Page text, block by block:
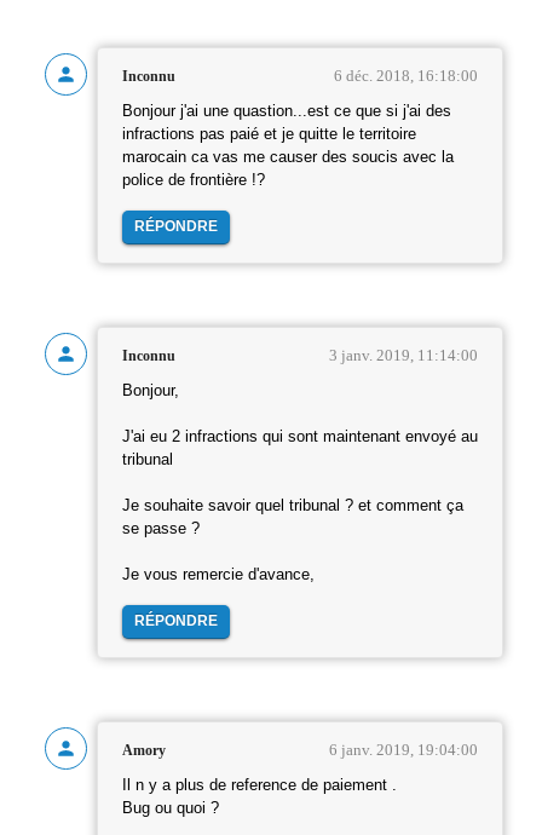
Inconnu 6 déc. 2018, 16:18:00
Bonjour j'ai une quastion...est ce que si j'ai des
infractions pas paié et je quitte le territoire
marocain ca vas me causer des soucis avec la
police de frontière !?
RÉPONDRE
Inconnu 3 janv. 2019, 11:14:00
Bonjour,
J'ai eu 2 infractions qui sont maintenant envoyé au
tribunal
Je souhaite savoir quel tribunal ? et comment ça
se passe ?
Je vous remercie d'avance,
RÉPONDRE
Amory 6 janv. 2019, 19:04:00
Il n y a plus de reference de paiement .
Bug ou quoi ?